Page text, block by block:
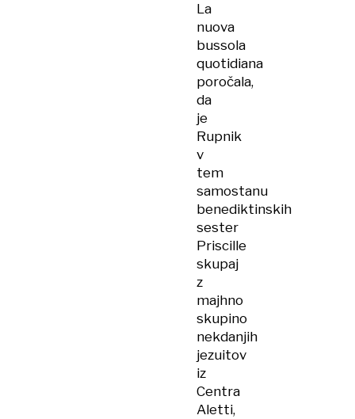
La
nuova
bussola
quotidiana
poročala,
da
je
Rupnik
v
tem
samostanu
benediktinskih
sester
Priscille
skupaj
z
majhno
skupino
nekdanjih
jezuitov
iz
Centra
Aletti,